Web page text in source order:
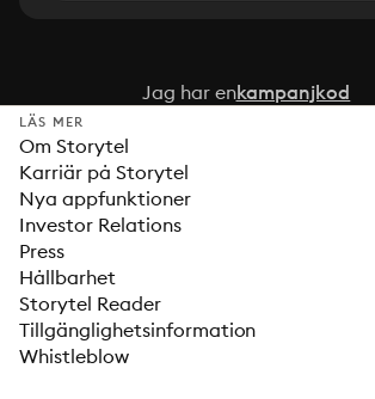
Jag har enkampanjkod
LÄS MER
Om Storytel
Karriär på Storytel
Nya appfunktioner
Investor Relations
Press
Hållbarhet
Storytel Reader
Tillgänglighetsinformation
Whistleblow